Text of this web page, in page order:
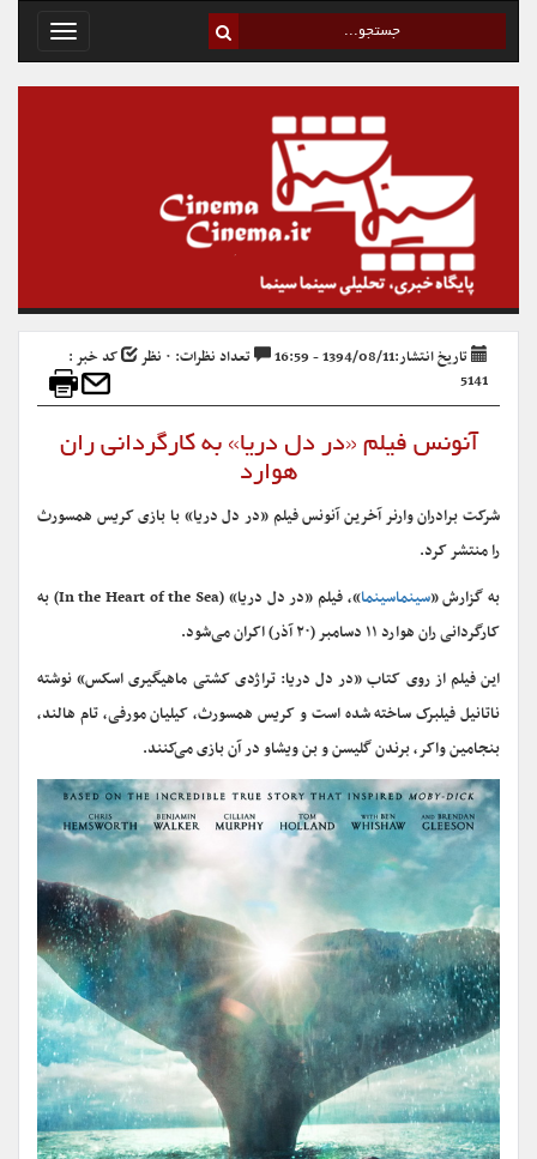
Toggle
تاریخ انتشار:1394/08/11 - 16:59 تعداد نظرات: ۰ نظر
کد خبر :
5141
آنونس فیلم «در دل دریا» به کارگردانی ران
هوارد
شرکت برادران وارنر آخرین آنونس فیلم «در دل دریا» با بازی کریس همسورث
را منتشر کرد.
به گزارش «سینماسینما
»، فیلم «در دل دریا» (In the Heart of the Sea) به
کارگردانی ران هوارد ۱۱ دسامبر (۲۰ آذر) اکران می‌شود.
این فیلم از روی کتاب «در دل دریا: تراژدی کشتی ماهیگیری اسکس» نوشته
ناتانیل فیلبرک ساخته شده است و کریس همسورث، کیلیان مورفی، تام هالند،
بنجامین واکر، برندن گلیسن و بن ویشاو در آن بازی می‌کنند.